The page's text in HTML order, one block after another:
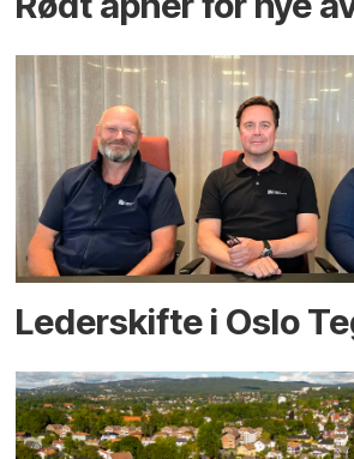
Lederskifte i Oslo